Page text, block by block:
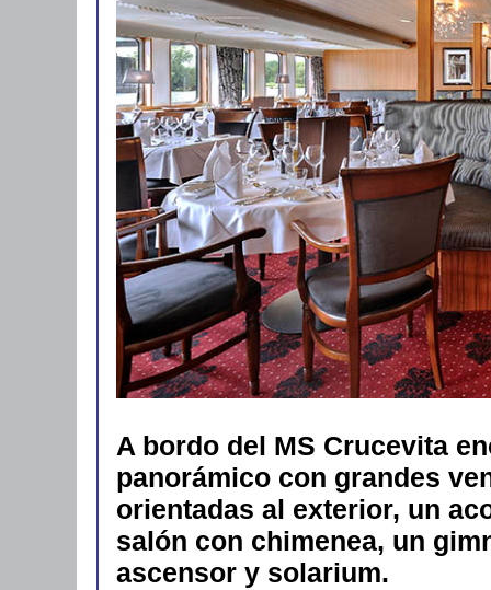
A bordo del MS Crucevita
panorámico con grandes
orientadas al exterior, un
salón con chimenea, un
ascensor y solarium.